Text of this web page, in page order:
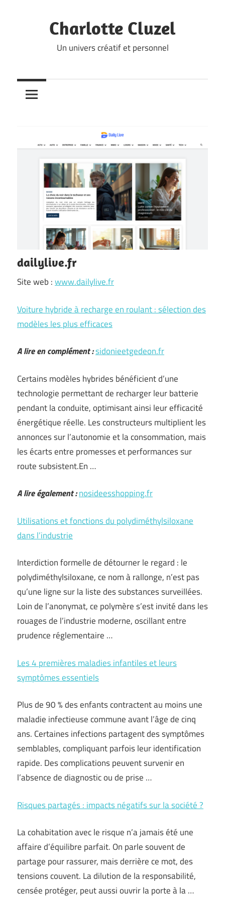
Charlotte Cluzel
Un univers créatif et personnel
dailylive.fr
Site web :www.dailylive.fr
Voiture hybride à recharge en roulant : sélection des
modèles les plus efficaces
A lire en complément :sidonieetgedeon.fr
Certains modèles hybrides bénéficient d’une
technologie permettant de recharger leur batterie
pendant la conduite, optimisant ainsi leur efficacité
énergétique réelle. Les constructeurs multiplient les
annonces sur l’autonomie et la consommation, mais
les écarts entre promesses et performances sur
route subsistent.En …
A lire également :nosideesshopping.fr
Utilisations et fonctions du polydiméthylsiloxane
dans l’industrie
Interdiction formelle de détourner le regard : le
polydiméthylsiloxane, ce nom à rallonge, n’est pas
qu’une ligne sur la liste des substances surveillées.
Loin de l’anonymat, ce polymère s’est invité dans les
rouages de l’industrie moderne, oscillant entre
prudence réglementaire …
Les 4 premières maladies infantiles et leurs
symptômes essentiels
Plus de 90 % des enfants contractent au moins une
maladie infectieuse commune avant l’âge de cinq
ans. Certaines infections partagent des symptômes
semblables, compliquant parfois leur identification
rapide. Des complications peuvent survenir en
l’absence de diagnostic ou de prise …
Risques partagés : impacts négatifs sur la société ?
La cohabitation avec le risque n’a jamais été une
affaire d’équilibre parfait. On parle souvent de
partage pour rassurer, mais derrière ce mot, des
tensions couvent. La dilution de la responsabilité,
censée protéger, peut aussi ouvrir la porte à la …